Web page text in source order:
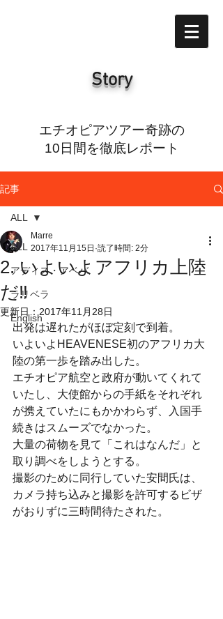
Story
エチオピアツアー奇跡の
10日間を徹底レポート
記事
ALL
アディス・アベバ
ラリベラ
English
ALL
2. いよいよアフリカ上陸
だ‼️
Marre
2017年11月15日 読了時間: 2分
更新日： 2017年11月28日
出発は遅れたがほぼ定刻で到着。
いよいよHEAVENESE初のアフリカ大
陸の第一歩を踏み出した。
エチオピア航空と政府が動いてくれて
いたし、大使館からの手紙をそれぞれ
が携えていたにもかかわらず、入国手
続きはスムーズでなかった。
大量の荷物を見て「これはなんだ」と
取り調べをしようとする。
撮影のために同行していた安間氏は、
カメラ持ち込みと撮影を許可するビザ
がおりずに三時間待たされた。